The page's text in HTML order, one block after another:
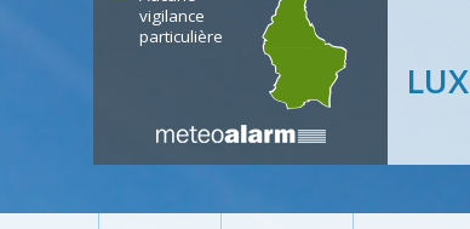
vigilance
particulière